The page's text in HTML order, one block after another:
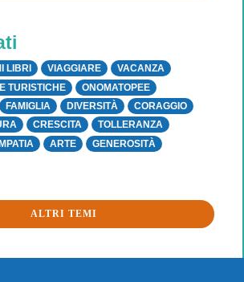
LIBRI VIAGGIARE
VACANZA
TURISTICHE
ONOMATOPEE
FAMIGLIA DIVERSITÀ
CORAGGIO
CRESCITA
TOLLERANZA
ARTE
GENEROSITÀ
ALTRI TEMI